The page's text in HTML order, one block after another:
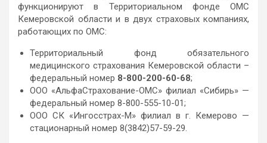
функционируют в Территориальном фонде ОМС
Кемеровской области и в двух страховых компаниях,
работающих по ОМС:
Территориальный фонд обязательного
медицинского страхования Кемеровской области –
федеральный номер 8-800-200-60-68;
ООО «АльфаСтрахование-ОМС» филиал «Сибирь» —
федеральный номер 8-800-555-10-01;
ООО СК «Ингосстрах-М» филиал в г. Кемерово —
стационарный номер 8(3842)57-59-29.